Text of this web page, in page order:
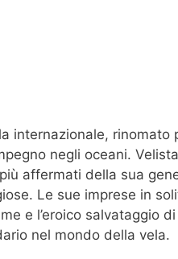
internazionale, rinomato
negli oceani.
affermati della sua
Le sue imprese in
e l’eroico salvataggio
nel mondo della vela.